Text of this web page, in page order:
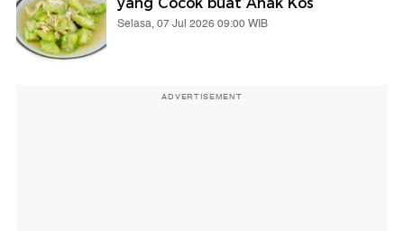
Selasa, 07 Jul 2026 09:00 WIB
ADVERTISEMENT